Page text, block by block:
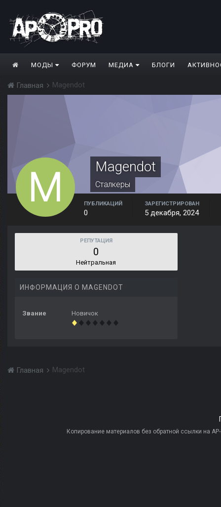
МОДЫ ФОРУМ МЕДИА БЛОГИ
Главная Magendot
Magendot
Сталкеры
ПУБЛИКАЦИЙ
0
ЗАРЕГИСТРИРОВАН
5 декабря, 2024
РЕПУТАЦИЯ
0
Нейтральная
ИНФОРМАЦИЯ О MAGENDOT
Звание Новичок
Главная Magendot
Копирование материалов без обратной ссылки на